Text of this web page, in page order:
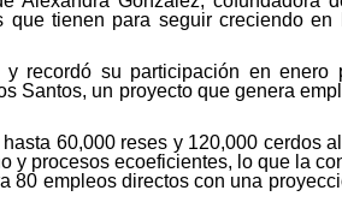
tienen para seguir creciendo en
recordó su participación en enero
Santos, un proyecto que genera
60,000 reses y 120,000 cerdos
y procesos ecoeficientes, lo que la
80 empleos directos con una